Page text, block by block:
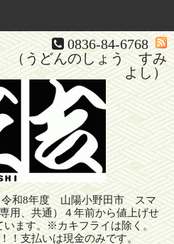
0836-84-6768
うどんのしょう すみ
よし）
令和8年度 山陽小野田市 スマ
用、共通）４年前から値上げせ
います。※カキフライは除く。
！支払いは現金のみです。